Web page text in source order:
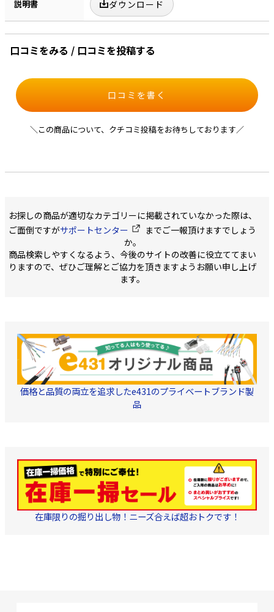
説明書 ダウンロード
口コミをみる / 口コミを投稿する
口コミを書く
＼この商品について、クチコミ投稿をお待ちしております／
お探しの商品が適切なカテゴリーに掲載されていなかった際は、
ご面倒ですがサポートセンター
までご一報頂けますでしょう
か。
商品検索しやすくなるよう、今後のサイトの改善に役立ててまい
りますので、ぜひご理解とご協力を頂きますようお願い申し上げ
ます。
価格と品質の両立を追求したe431のプライベートブランド製
品
在庫限りの掘り出し物！ニーズ合えば超おトクです！